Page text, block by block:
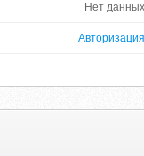
Нет данных
Авторизация